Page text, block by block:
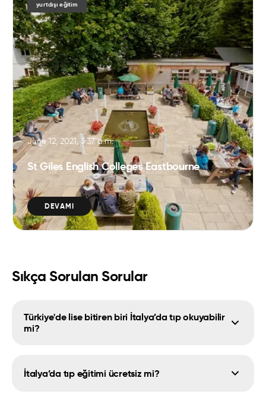
yurtdışı eğitim
June 12, 2021, 3:37 a.m.
St Giles English Colleges Eastbourne
DEVAMI
Sıkça Sorulan Sorular
Türkiye'de lise bitiren biri İtalya’da tıp okuyabilir
mi?
İtalya’da tıp eğitimi ücretsiz mi?